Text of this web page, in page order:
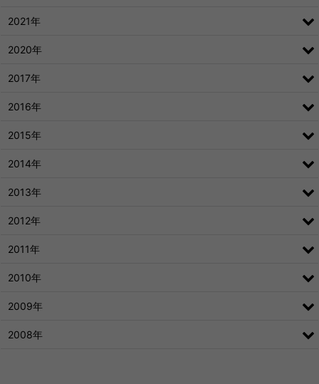
2021年
2020年
2017年
2016年
2015年
2014年
2013年
2012年
2011年
2010年
2009年
2008年